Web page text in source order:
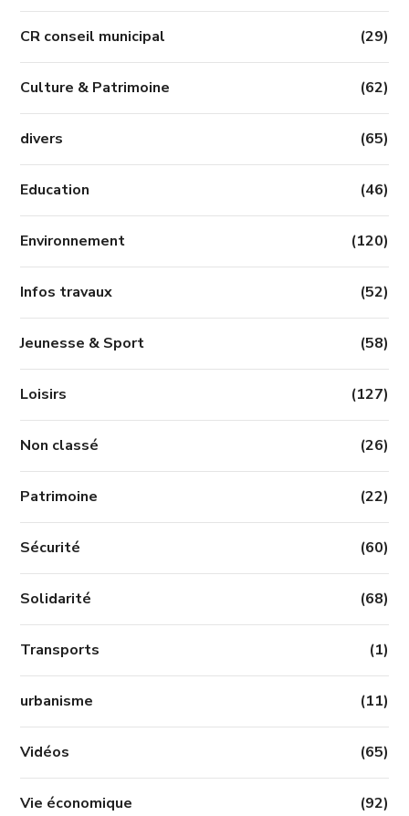
CR conseil municipal (29)
Culture & Patrimoine (62)
divers (65)
Education (46)
Environnement (120)
Infos travaux (52)
Jeunesse & Sport (58)
Loisirs (127)
Non classé (26)
Patrimoine (22)
Sécurité (60)
Solidarité (68)
Transports (1)
urbanisme (11)
Vidéos (65)
Vie économique (92)